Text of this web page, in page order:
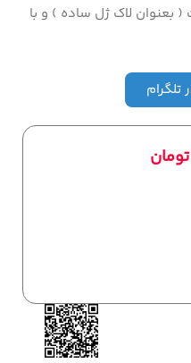
بعنوان لاک ژل ساده ) و با
تلگرام
تومان